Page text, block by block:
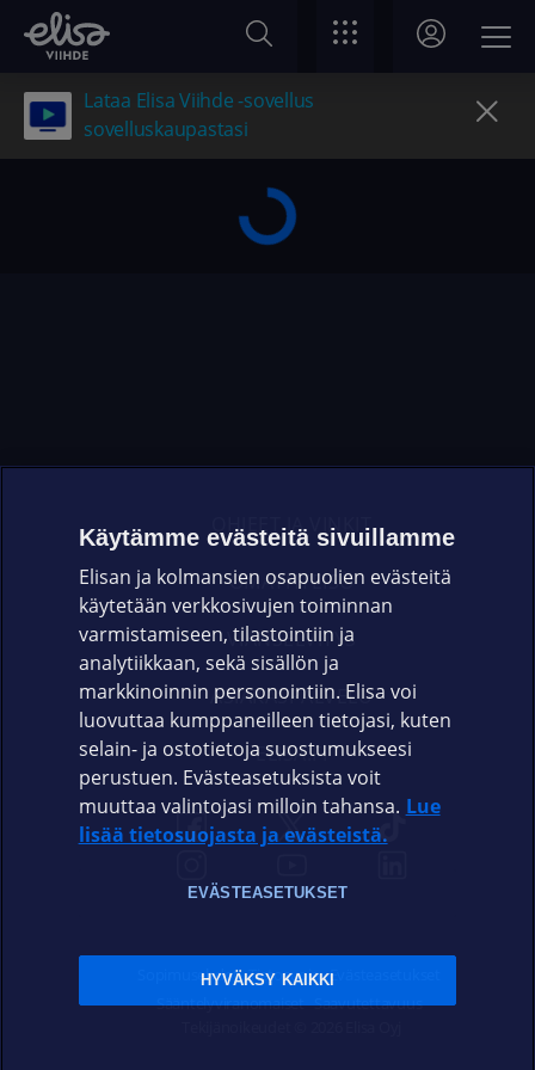
Lataa Elisa Viihde -sovellus
sovelluskaupastasi
OHJEET JA VINKIT
OMAYHTEISÖ
VIANSELVITYS
ASIAKASPALVELU
ELISA.FI
Sopimusehdot Tietosuoja Evästeasetukset
Sääntelyviranomaiset Saavutettavuus
Käytämme evästeitä sivuillamme
Elisan ja kolmansien osapuolien evästeitä
käytetään verkkosivujen toiminnan
varmistamiseen, tilastointiin ja
analytiikkaan, sekä sisällön ja
markkinoinnin personointiin. Elisa voi
luovuttaa kumppaneilleen tietojasi, kuten
selain- ja ostotietoja suostumukseesi
perustuen. Evästeasetuksista voit
muuttaa valintojasi milloin tahansa. Lue
lisää tietosuojasta ja evästeistä.
EVÄSTEASETUKSET
HYVÄKSY KAIKKI